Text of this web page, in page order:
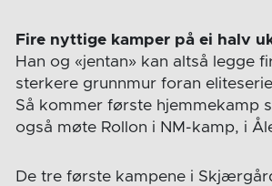
Fire nyttige kamper på ei halv
Han og «jentan» kan altså legge
sterkere grunnmur foran
Så kommer første hjemmekamp
også møte Rollon i NM-kamp, i
De tre første kampene i